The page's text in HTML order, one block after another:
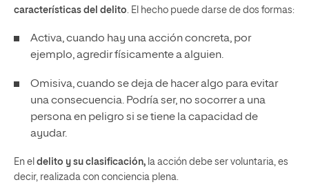
características del delito . El hecho puede darse de dos formas:
Activa, cuando hay una acción concreta, por
ejemplo, agredir físicamente a alguien.
Omisiva, cuando se deja de hacer algo para evitar
una consecuencia. Podría ser, no socorrer a una
persona en peligro si se tiene la capacidad de
ayudar.
En el delito y su clasificación, la acción debe ser voluntaria, es
decir, realizada con conciencia plena.